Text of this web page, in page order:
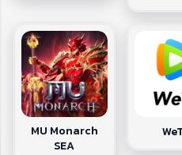
MU Monarch
SEA